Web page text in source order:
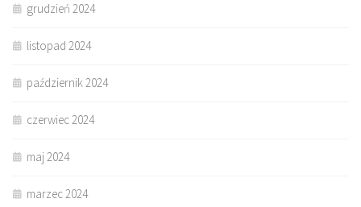
grudzień 2024
listopad 2024
październik 2024
czerwiec 2024
maj 2024
marzec 2024